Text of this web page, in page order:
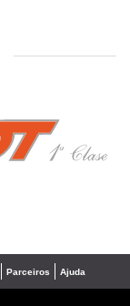
❯
Parceiros Ajuda